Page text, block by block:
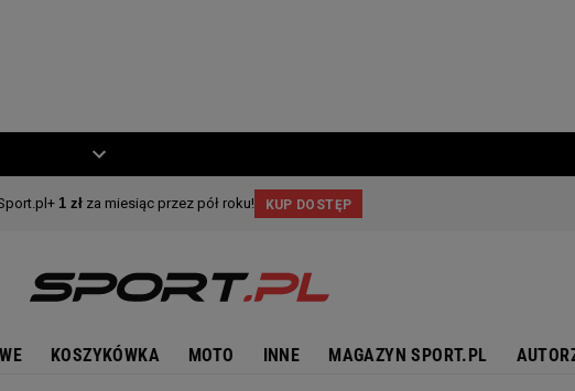
KOSZYKÓWKA MOTO INNE MAGAZYN SPORT.PL